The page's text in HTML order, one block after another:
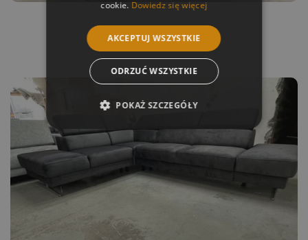
cookie. Dowiedz się więcej
AKCEPTUJ WSZYSTKIE
ODRZUĆ WSZYSTKIE
POKAŻ SZCZEGÓŁY